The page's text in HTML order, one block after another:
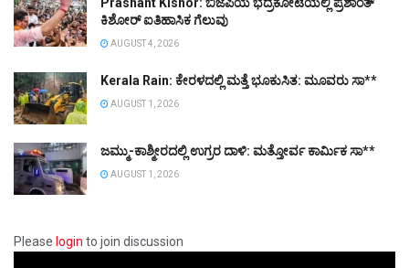
ಕಿಶೋರ್ ಐತಿಹಾಸಿಕ ಗೆಲುವು
AUGUST 4, 2026
Kerala Rain: ಕೇರಳದಲ್ಲಿ ಮತ್ತೆ ಭೂಕುಸಿತ: ಮೂವರು ಸಾ**
AUGUST 1, 2026
ಜಮ್ಮು-ಕಾಶ್ಮೀರದಲ್ಲಿ ಉಗ್ರರ ದಾಳಿ: ಮತ್ತೋರ್ವ ಕಾರ್ಮಿಕ ಸಾ**
AUGUST 1, 2026
Please login to join discussion